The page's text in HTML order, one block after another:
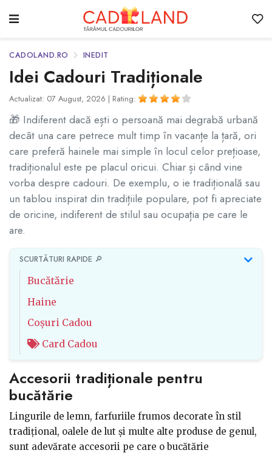
CADOLAND.RO INEDIT
Idei Cadouri Tradiționale
Actualizat: 07 August, 2026 | Rating:
🎁 Indiferent dacă ești o persoană mai degrabă urbană
decât una care petrece mult timp în vacanțe la țară, ori
care preferă hainele mai simple în locul celor prețioase,
tradiționalul este pe placul oricui. Chiar și când vine
vorba despre cadouri. De exemplu, o ie tradițională sau
un tablou inspirat din tradițiile populare, pot fi apreciate
de oricine, indiferent de stilul sau ocupația pe care le
are.
SCURTĂTURI RAPIDE 🔎
Bucătărie
Haine
Coșuri Cadou
Card Cadou
Accesorii tradiționale pentru
bucătărie
Lingurile de lemn, farfuriile frumos decorate în stil
tradițional, oalele de lut și multe alte produse de genul,
sunt adevărate accesorii pe care o bucătărie